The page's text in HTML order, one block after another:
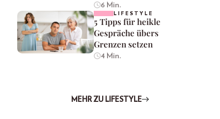
6 Min.
LIFESTYLE
5 Tipps für heikle
Gespräche übers
Grenzen setzen
4 Min.
MEHR ZU LIFESTYLE